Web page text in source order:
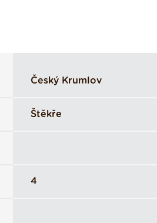
Český Krumlov
Štěkře
4